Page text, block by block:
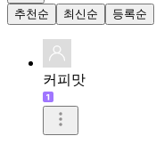
추천순
최신순 등록순
커피맛